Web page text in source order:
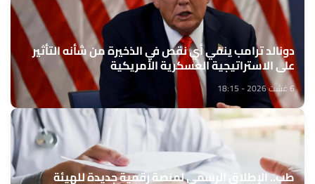
دونالد ترامب ينفي أي نقص في الذخيرة من شأنه التأثير
على الاستراتيجية العسكرية الأمريكية
6 غشت 2026 - 18:15
طب.. الإطلاق الرسمي لمنصة رقمية جديدة للهيئة